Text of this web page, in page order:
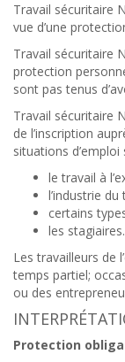
Travail sécuritaire
vue d’une
Travail sécuritaire
protection
sont pas tenus
Travail sécuritaire
de l’inscription
situations d’emploi
le travail à
l’industrie
certains
les stagiaires.
Les travailleurs de
temps partiel;
ou des
Protection